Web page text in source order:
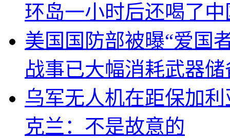
环岛一小时后还喝了
美国国防部被曝“爱国
战事已大幅消耗武器储
乌军无人机在距保加
克兰：不是故意的